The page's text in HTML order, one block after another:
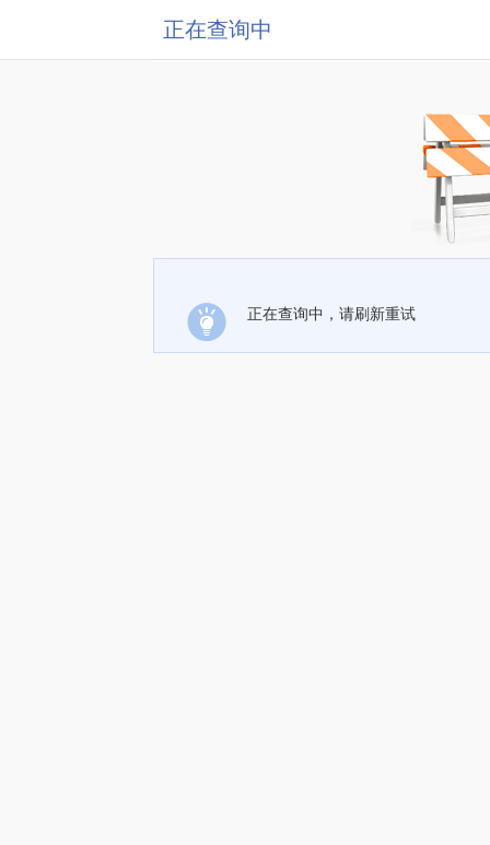
正在查询中
正在查询中，请刷新重试